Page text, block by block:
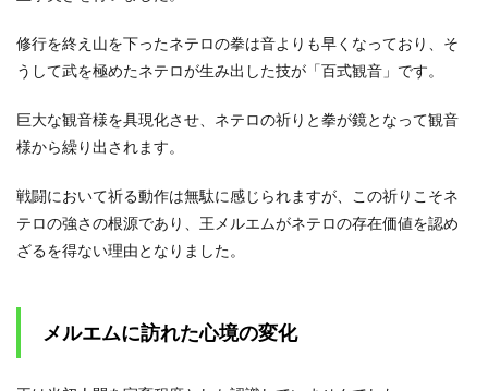
酷さ
3
ラア
ント
編の
凄い
の
か？
のま
修行を終え山を下ったネテロの拳は音よりも早くなっており、そ
うして武を極めたネテロが生み出した技が「百式観音」です。
巨大な観音様を具現化させ、ネテロの祈りと拳が鏡となって観音
様から繰り出されます。
戦闘において祈る動作は無駄に感じられますが、この祈りこそネ
テロの強さの根源であり、王メルエムがネテロの存在価値を認め
ざるを得ない理由となりました。
メルエムに訪れた心境の変化